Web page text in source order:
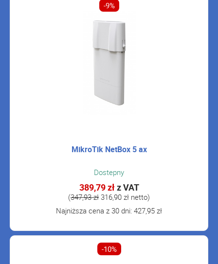
MikroTik NetBox 5 ax
Dostepny
389,79 złz VAT
(347,93 zł 316,90 zł netto)
Najniższa cena z 30 dni: 427,95 zł
-9%
-10%